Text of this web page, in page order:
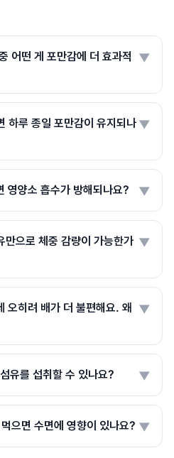
어떤 게 포만감에 더 효과적 ▼
하루 종일 포만감이 유지되나 ▼
영양소 흡수가 방해되나요? ▼
만으로 체중 감량이 가능한가 ▼
오히려 배가 더 불편해요. 왜
▼
유를 섭취할 수 있나요? ▼
으면 수면에 영향이 있나요? ▼